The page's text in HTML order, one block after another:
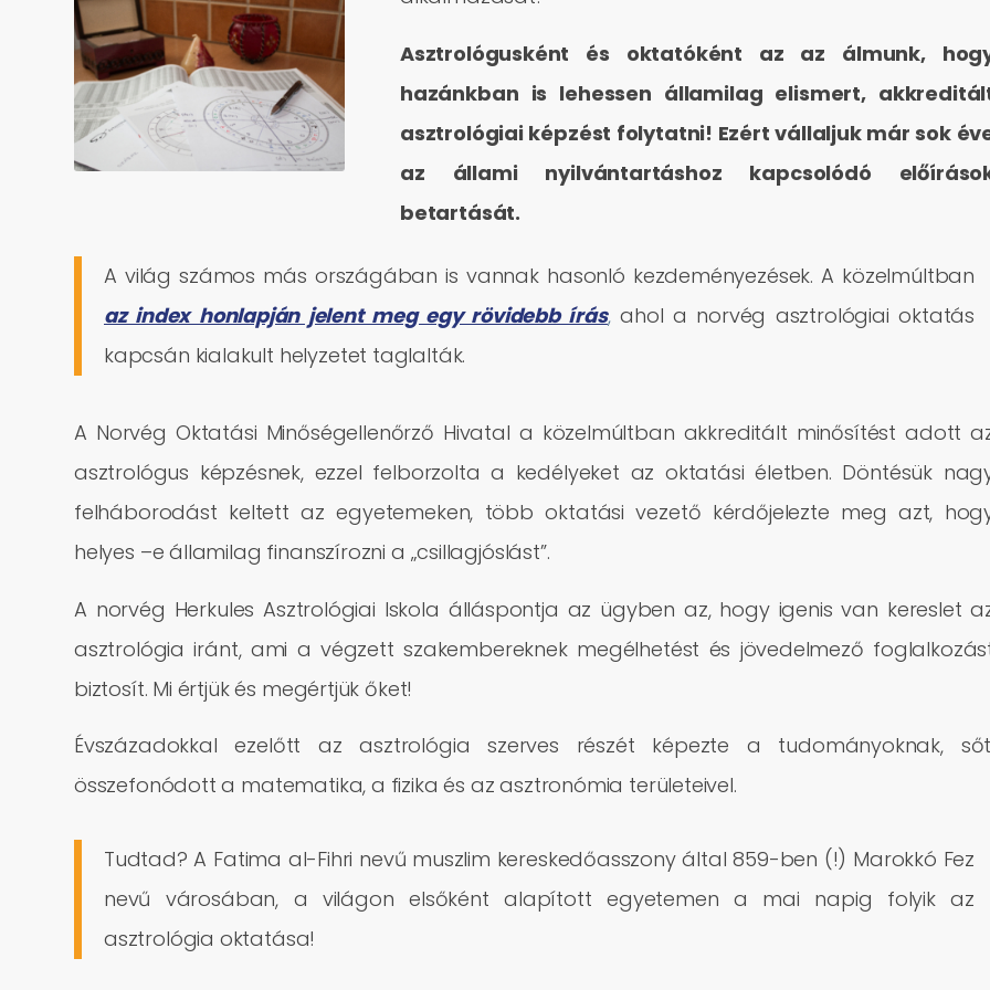
Asztrológusként és oktatóként az az álmunk,
hazánkban is lehessen államilag elismert,
asztrológiai képzést folytatni! Ezért vállaljuk már sok
az állami nyilvántartáshoz kapcsolódó
betartását.
A világ számos más országában is vannak hasonló kezdeményezések. A közelmúltban
az index honlapján jelent meg egy rövidebb írás,ahol a norvég asztrológiai oktatás
kapcsán kialakult helyzetet taglalták.
A Norvég Oktatási Minőségellenőrző Hivatal a közelmúltban akkreditált minősítést adott
asztrológus képzésnek, ezzel felborzolta a kedélyeket az oktatási életben. Döntésük
felháborodást keltett az egyetemeken, több oktatási vezető kérdőjelezte meg azt,
helyes –e államilag finanszírozni a „csillagjóslást”.
A norvég Herkules Asztrológiai Iskola álláspontja az ügyben az, hogy igenis van kereslet
asztrológia iránt, ami a végzett szakembereknek megélhetést és jövedelmező
biztosít. Mi értjük és megértjük őket!
Évszázadokkal ezelőtt az asztrológia szerves részét képezte a tudományoknak,
összefonódott a matematika, a fizika és az asztronómia területeivel.
Tudtad? A Fatima al-Fihri nevű muszlim kereskedőasszony által 859-ben (!) Marokkó Fez
nevű városában, a világon elsőként alapított egyetemen a mai napig folyik az
asztrológia oktatása!